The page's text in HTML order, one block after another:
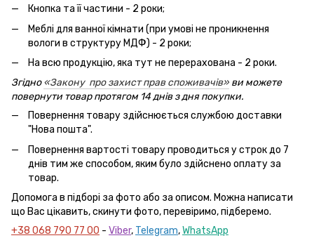
Кнопка та її частини - 2 роки;
Меблі для ванної кімнати (при умові не проникнення
вологи в структуру МДФ) - 2 роки;
На всю продукцію, яка тут не перерахована - 2 роки.
Згідно«Закону про захист прав споживачів» ви можете
повернути товар протягом 14 днів з дня покупки.
Повернення товару здійснюється службою доставки
"Нова пошта".
Повернення вартості товару проводиться у строк до 7
днів тим же способом, яким було здійснено оплату за
товар.
Допомога в підборі за фото або за описом. Можна написати
що Вас цікавить, скинути фото, перевіримо, підберемо.
+38 068 790 77 00 - Viber, Telegram,WhatsApp